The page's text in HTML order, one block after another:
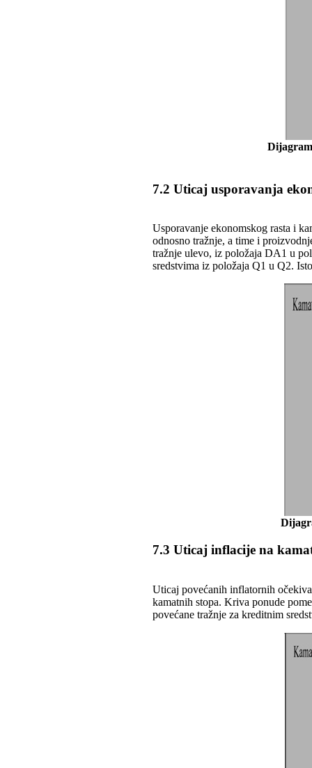
7.2 Uticaj usporavanja
Usporavanje ekonomskog rasta i
odnosno tražnje, a time i
tražnje ulevo, iz položaja DA1 u
sredstvima iz položaja Q1 u Q2.
7.3 Uticaj inflacije na
Uticaj povećanih inflatornih
kamatnih stopa. Kriva ponude
povećane tražnje za kreditnim